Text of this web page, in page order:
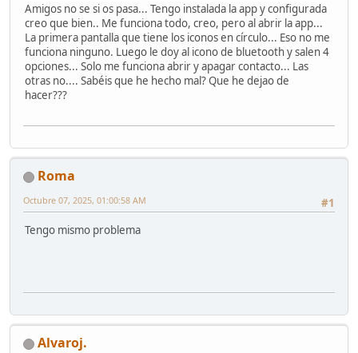
Amigos no se si os pasa... Tengo instalada la app y configurada
creo que bien.. Me funciona todo, creo, pero al abrir la app...
La primera pantalla que tiene los iconos en círculo... Eso no me
funciona ninguno. Luego le doy al icono de bluetooth y salen 4
opciones... Solo me funciona abrir y apagar contacto... Las
otras no.... Sabéis que he hecho mal? Que he dejao de
hacer???
Roma
#1
Octubre 07, 2025, 01:00:58 AM
Tengo mismo problema
Alvaroj.